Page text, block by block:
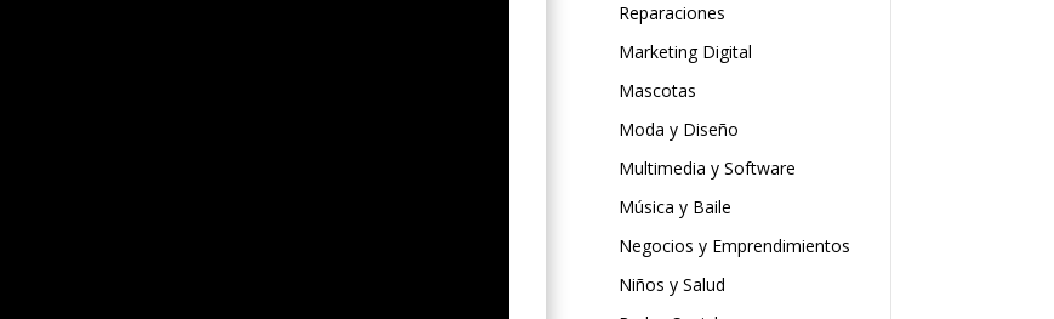
Reparaciones
Marketing Digital
Mascotas
Moda y Diseño
Multimedia y Software
Música y Baile
Negocios y Emprendimientos
Niños y Salud